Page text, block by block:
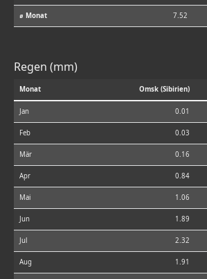
⌀ Monat 7.52
Regen (mm)
Monat Omsk (Sibirien)
Jan 0.01
Feb 0.03
Mär 0.16
Apr 0.84
Mai 1.06
Jun 1.89
Jul 2.32
Aug 1.91